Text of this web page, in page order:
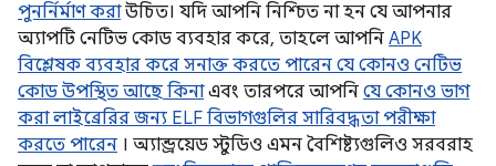
পুনর্নির্মাণ করাউচিত। যদি আপনি নিশ্চিত না হন যে আপনার
অ্যাপটি নেটিভ কোড ব্যবহার করে, তাহলে আপনি APK
বিশ্লেষক ব্যবহার করে সনাক্ত করতে পারেন যে কোনও নেটিভ
কোড উপস্থিত আছে কিনাএবং তারপরে আপনি যে কোনও ভাগ
করা লাইব্রেরির জন্য ELF বিভাগগুলির সারিবদ্ধতা পরীক্ষা
করতে পারেন । অ্যান্ড্রয়েড স্টুডিও এমন বৈশিষ্ট্যগুলিও সরবরাহ